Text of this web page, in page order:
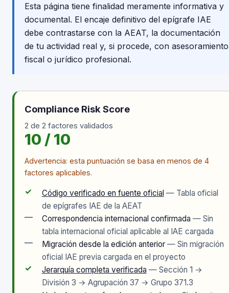
Esta página tiene finalidad meramente informativa y
documental. El encaje definitivo del epígrafe IAE
debe contrastarse con la AEAT, la documentación
de tu actividad real y, si procede, con asesoramiento
fiscal o jurídico profesional.
Compliance Risk Score
2 de 2 factores validados
10 / 10
Advertencia: esta puntuación se basa en menos de 4
factores aplicables.
✓ Código verificado en fuente oficial — Tabla oficial
de epígrafes IAE de la AEAT
— Correspondencia internacional confirmada — Sin
tabla internacional oficial aplicable al IAE cargada
— Migración desde la edición anterior — Sin migración
oficial IAE previa cargada en el proyecto
✓ Jerarquía completa verificada — Sección 1 →
División 3 → Agrupación 37 → Grupo 371.3